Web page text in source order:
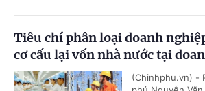
Tiêu chí phân loại doanh
cơ cấu lại vốn nhà nước tại
(Chinhphu.vn) -